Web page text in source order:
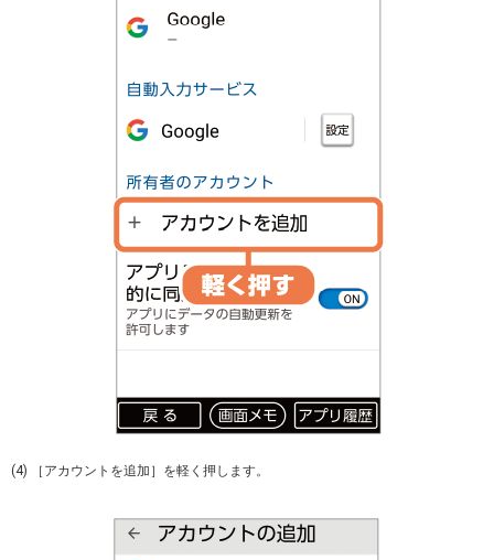
(4) ［アカウントを追加］を軽く押します。